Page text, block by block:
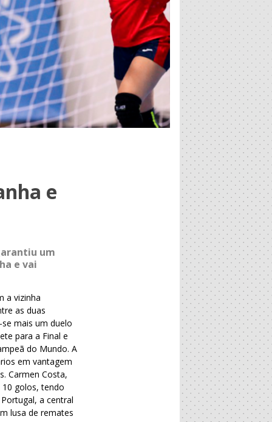
e
um
e vai
a vizinha
as duas
mais um duelo
para a Final e
do Mundo. A
em vantagem
Carmen Costa,
golos, tendo
a central
lusa de remates